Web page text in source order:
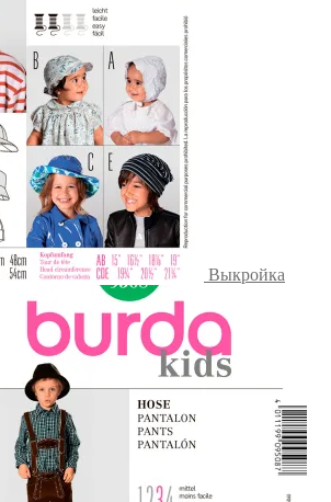
Выкройка